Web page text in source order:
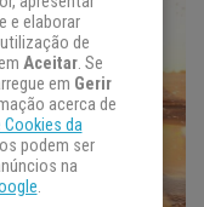
e elaborar
de
Aceitar. Se
em Gerir
acerca de
Cookies da
podem ser
na
.